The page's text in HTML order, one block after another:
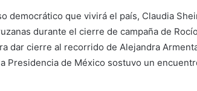
democrático que vivirá el país, Claudia
durante el cierre de campaña de
dar cierre al recorrido de Alejandra
Presidencia de México sostuvo un